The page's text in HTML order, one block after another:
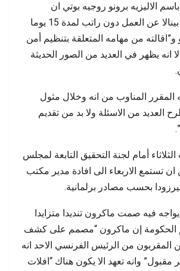
الاليزيه برونو روجيه بوتي ان
السلطات أوقفت بينالا عن العمل دون راتب لمدة 15 يوما
و”اقالته من مهامه المتعلقة بتنظيم أمن
انه يظهر في العديد من الصور الحديثة
المقرر المناوب من انه وخلال مثول
العديد من الاسئلة ولا بد من تقديم
أمام لجنة التحقيق التابعة لمجلس
تستمع الاربعاء الى افادة مدير مكتب
بحسب مصادر برلمانية.
فيه صمت ماكرون تنديدا متزايدا
الحكومة إن ماكرون “مصمم على كشف
المقربون من الرئيس الفرنسي الاحد انه
مقبول” وانه تعهد الا يكون هناك “افلات